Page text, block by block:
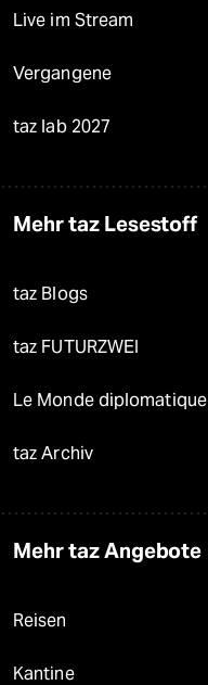
Live im Stream
Vergangene
taz lab 2027
Mehr taz Lesestoff
taz Blogs
taz FUTURZWEI
Le Monde diplomatique
taz Archiv
Mehr taz Angebote
Reisen
Kantine